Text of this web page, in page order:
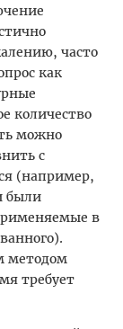
часто
как
количество
можно
с
(например,
были
в
методом
требует